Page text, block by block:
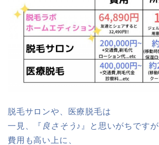
脱毛サロンや、医療脱毛は
一見、『 良さそう♪ 』と思いがちですが
費用も高い上に、